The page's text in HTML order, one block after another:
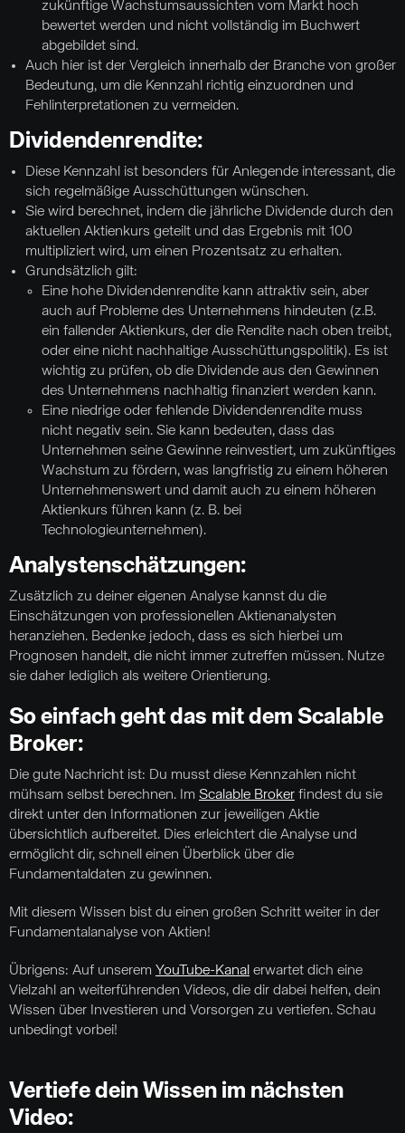
zukünftige Wachstumsaussichten vom Markt hoch
bewertet werden und nicht vollständig im Buchwert
abgebildet sind.
Auch hier ist der Vergleich innerhalb der Branche von großer
Bedeutung, um die Kennzahl richtig einzuordnen und
Fehlinterpretationen zu vermeiden.
Dividendenrendite:
Diese Kennzahl ist besonders für Anlegende interessant, die
sich regelmäßige Ausschüttungen wünschen.
Sie wird berechnet, indem die jährliche Dividende durch den
aktuellen Aktienkurs geteilt und das Ergebnis mit 100
multipliziert wird, um einen Prozentsatz zu erhalten.
Grundsätzlich gilt:
Eine hohe Dividendenrendite kann attraktiv sein, aber
auch auf Probleme des Unternehmens hindeuten (z.B.
ein fallender Aktienkurs, der die Rendite nach oben treibt,
oder eine nicht nachhaltige Ausschüttungspolitik). Es ist
wichtig zu prüfen, ob die Dividende aus den Gewinnen
des Unternehmens nachhaltig finanziert werden kann.
Eine niedrige oder fehlende Dividendenrendite muss
nicht negativ sein. Sie kann bedeuten, dass das
Unternehmen seine Gewinne reinvestiert, um zukünftiges
Wachstum zu fördern, was langfristig zu einem höheren
Unternehmenswert und damit auch zu einem höheren
Aktienkurs führen kann (z. B. bei
Technologieunternehmen).
Analystenschätzungen:
Zusätzlich zu deiner eigenen Analyse kannst du die
Einschätzungen von professionellen Aktienanalysten
heranziehen. Bedenke jedoch, dass es sich hierbei um
Prognosen handelt, die nicht immer zutreffen müssen. Nutze
sie daher lediglich als weitere Orientierung.
So einfach geht das mit dem Scalable
Broker:
Die gute Nachricht ist: Du musst diese Kennzahlen nicht
mühsam selbst berechnen. Im Scalable Broker findest du sie
direkt unter den Informationen zur jeweiligen Aktie
übersichtlich aufbereitet. Dies erleichtert die Analyse und
ermöglicht dir, schnell einen Überblick über die
Fundamentaldaten zu gewinnen.
Mit diesem Wissen bist du einen großen Schritt weiter in der
Fundamentalanalyse von Aktien!
Übrigens: Auf unserem YouTube-Kanal erwartet dich eine
Vielzahl an weiterführenden Videos, die dir dabei helfen, dein
Wissen über Investieren und Vorsorgen zu vertiefen. Schau
unbedingt vorbei!
Vertiefe dein Wissen im nächsten
Video: